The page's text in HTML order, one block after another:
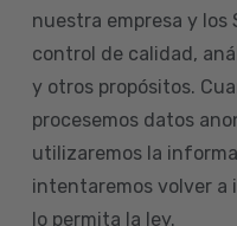
nuestra empresa y los
control de calidad,
y otros propósitos.
procesemos datos
utilizaremos la
intentaremos volver a
lo permita la ley.